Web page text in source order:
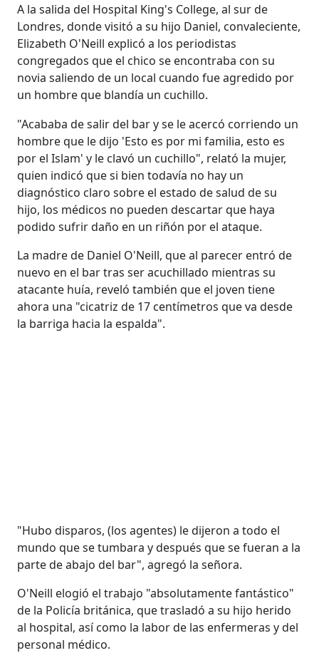
A la salida del Hospital King's College, al sur de
Londres, donde visitó a su hijo Daniel, convaleciente,
Elizabeth O'Neill explicó a los periodistas
congregados que el chico se encontraba con su
novia saliendo de un local cuando fue agredido por
un hombre que blandía un cuchillo.
"Acababa de salir del bar y se le acercó corriendo un
hombre que le dijo 'Esto es por mi familia, esto es
por el Islam' y le clavó un cuchillo", relató la mujer,
quien indicó que si bien todavía no hay un
diagnóstico claro sobre el estado de salud de su
hijo, los médicos no pueden descartar que haya
podido sufrir daño en un riñón por el ataque.
La madre de Daniel O'Neill, que al parecer entró de
nuevo en el bar tras ser acuchillado mientras su
atacante huía, reveló también que el joven tiene
ahora una "cicatriz de 17 centímetros que va desde
la barriga hacia la espalda".
"Hubo disparos, (los agentes) le dijeron a todo el
mundo que se tumbara y después que se fueran a la
parte de abajo del bar", agregó la señora.
O'Neill elogió el trabajo "absolutamente fantástico"
de la Policía británica, que trasladó a su hijo herido
al hospital, así como la labor de las enfermeras y del
personal médico.